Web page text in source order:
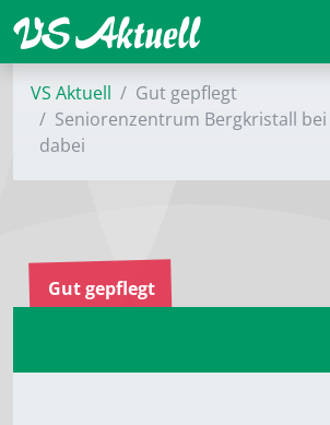
VS Aktuell
Gut gepflegt
Seniorenzentrum Bergkristall
dabei
Gut gepflegt